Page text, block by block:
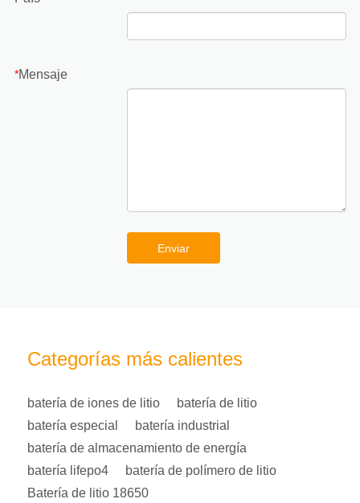
*Mensaje
Enviar
Categorías más calientes
batería de iones de litio
batería de litio
batería especial
batería industrial
batería de almacenamiento de energía
batería lifepo4
batería de polímero de litio
Batería de litio 18650